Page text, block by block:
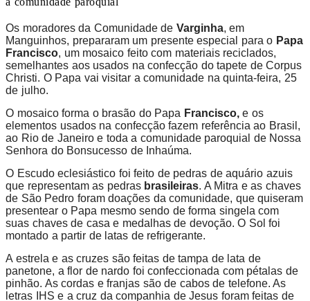
Os moradores da Comunidade de Varginha, em
Manguinhos, prepararam um presente especial para o Papa
Francisco, um mosaico feito com materiais reciclados,
semelhantes aos usados na confecção do tapete de Corpus
Christi. O Papa vai visitar a comunidade na quinta-feira, 25
de julho.
O mosaico forma o brasão do Papa Francisco,e os
elementos usados na confecção fazem referência ao Brasil,
ao Rio de Janeiro e toda a comunidade paroquial de Nossa
Senhora do Bonsucesso de Inhaúma.
O Escudo eclesiástico foi feito de pedras de aquário azuis
que representam as pedras brasileiras. A Mitra e as chaves
de São Pedro foram doações da comunidade, que quiseram
presentear o Papa mesmo sendo de forma singela com
suas chaves de casa e medalhas de devoção. O Sol foi
montado a partir de latas de refrigerante.
A estrela e as cruzes são feitas de tampa de lata de
panetone, a flor de nardo foi confeccionada com pétalas de
pinhão. As cordas e franjas são de cabos de telefone. As
letras IHS e a cruz da companhia de Jesus foram feitas de